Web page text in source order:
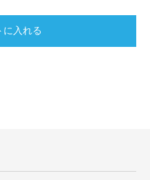
に入れる